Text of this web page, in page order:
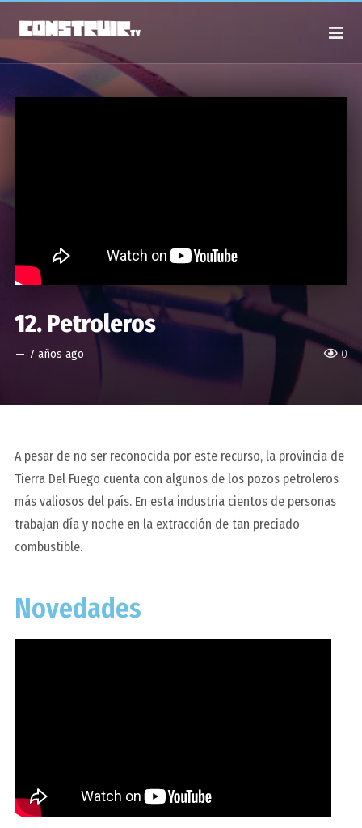
0
12. Petroleros
— 7 años ago
A pesar de no ser reconocida por este recurso, la provincia de
Tierra Del Fuego cuenta con algunos de los pozos petroleros
más valiosos del país. En esta industria cientos de personas
trabajan día y noche en la extracción de tan preciado
combustible.
Novedades